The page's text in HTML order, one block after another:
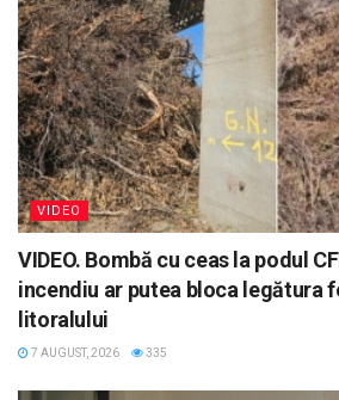
VIDEO
VIDEO. Bombă cu ceas la podul
incendiu ar putea bloca legătura
litoralului
7 AUGUST, 2026 335